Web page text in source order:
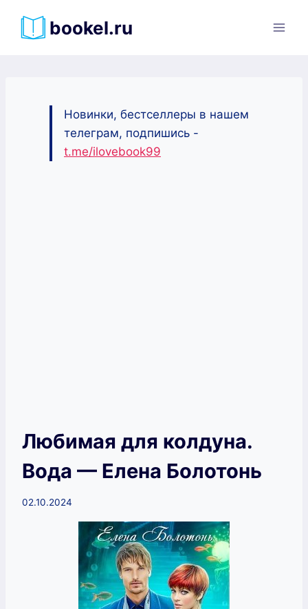
bookel.ru
Новинки, бестселлеры в нашем
телеграм, подпишись -
t.me/ilovebook99
Любимая для колдуна.
Вода — Елена Болотонь
02.10.2024